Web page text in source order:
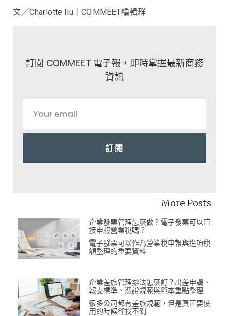
文／Charlotte liu｜COMMEET編輯群
訂閱 COMMEET 電子報，即時掌握最新商務
資訊
訂閱
More Posts
企業發票管理怎麼做？電子發票可以直
接申報營業稅嗎？
電子發票可以作為營業稅申報與進項稅
額整理的重要資料
企業差旅管理辦法怎麼訂？出差申請、
報支標準、憑證規範與範本重點整理
很多公司都有差旅規範，但是真正要使
用的時候卻找不到